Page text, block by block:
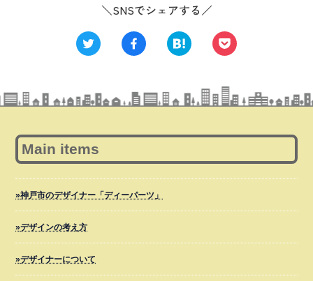
＼SNSでシェアする／
Main items
神戸市のデザイナー「ディーパーツ」
デザインの考え方
デザイナーについて